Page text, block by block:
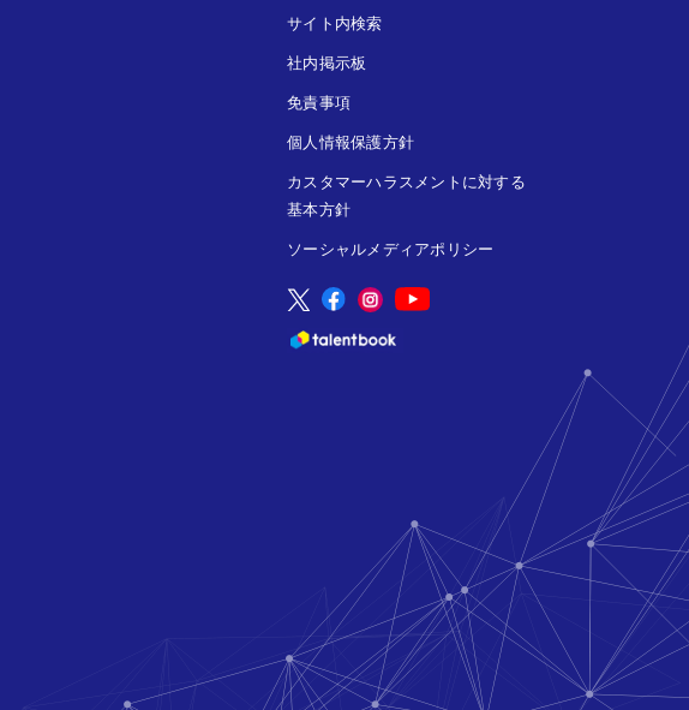
サイト内検索
社内掲示板
免責事項
個人情報保護方針
カスタマーハラスメントに対する
基本方針
ソーシャルメディアポリシー